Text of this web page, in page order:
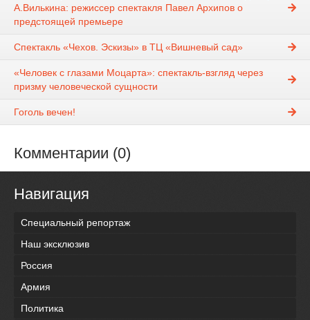
А.Вилькина: режиссер спектакля Павел Архипов о
предстоящей премьере
Спектакль «Чехов. Эскизы» в ТЦ «Вишневый сад»
«Человек с глазами Моцарта»: спектакль-взгляд через
призму человеческой сущности
Гоголь вечен!
Комментарии (0)
Навигация
Специальный репортаж
Наш эксклюзив
Россия
Армия
Политика